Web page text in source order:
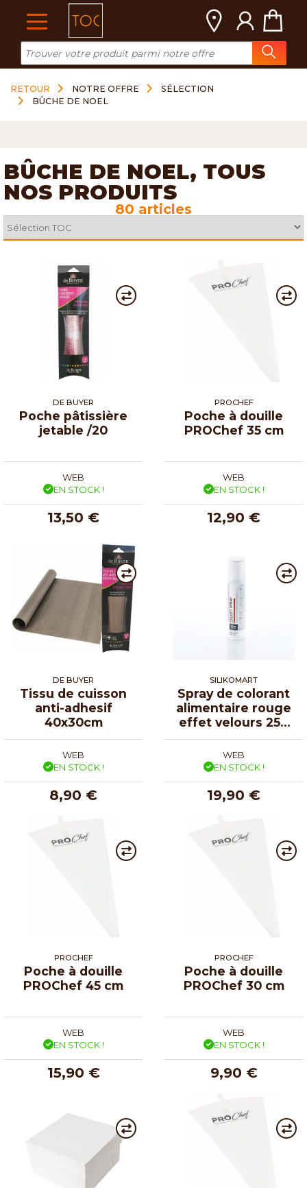
RETOUR NOTRE OFFRE
SÉLECTION
BÛCHE DE NOEL
BÛCHE DE NOEL, TOUS
NOS PRODUITS
80 articles
DE BUYER
Poche pâtissière
jetable /20
WEB
EN STOCK !
13,50 €
PROCHEF
Poche à douille
PROChef 35 cm
WEB
EN STOCK !
12,90 €
DE BUYER
Tissu de cuisson
anti-adhesif
40x30cm
WEB
EN STOCK !
8,90 €
SILIKOMART
Spray de colorant
alimentaire rouge
effet velours 250
ml
WEB
EN STOCK !
19,90 €
PROCHEF
Poche à douille
PROChef 45 cm
WEB
EN STOCK !
15,90 €
PROCHEF
Poche à douille
PROChef 30 cm
WEB
EN STOCK !
9,90 €
Cookies management panel